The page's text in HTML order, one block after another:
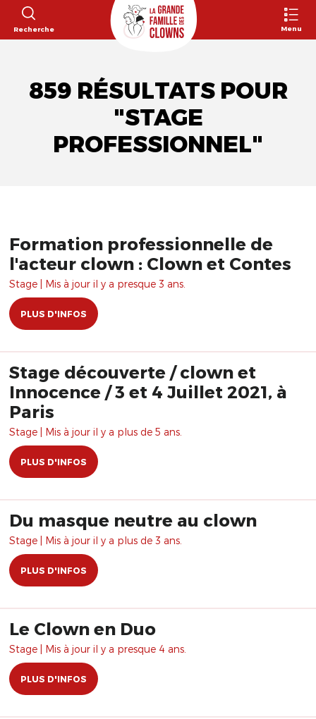
Recherche Menu
859 RÉSULTATS POUR
"STAGE
PROFESSIONNEL"
Formation professionnelle de
l'acteur clown : Clown et Contes
Stage | Mis à jour il y a presque 3 ans.
PLUS D'INFOS
Stage découverte / clown et
Innocence / 3 et 4 Juillet 2021, à
Paris
Stage | Mis à jour il y a plus de 5 ans.
PLUS D'INFOS
Du masque neutre au clown
Stage | Mis à jour il y a plus de 3 ans.
PLUS D'INFOS
Le Clown en Duo
Stage | Mis à jour il y a presque 4 ans.
PLUS D'INFOS